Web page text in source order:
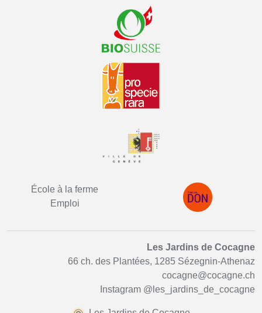
École à la ferme
Emploi
Les Jardins de Cocagne
66 ch. des Plantées, 1285 Sézegnin-Athenaz
cocagne@cocagne.ch
Instagram @les_jardins_de_cocagne